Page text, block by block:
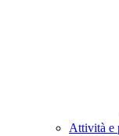
Attività e